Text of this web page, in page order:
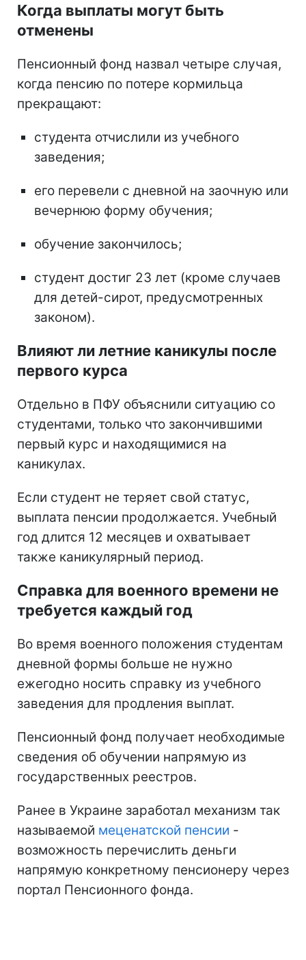
Когда выплаты могут быть
отменены
Пенсионный фонд назвал четыре случая,
когда пенсию по потере кормильца
прекращают:
студента отчислили из учебного
заведения;
его перевели с дневной на заочную или
вечернюю форму обучения;
обучение закончилось;
студент достиг 23 лет (кроме случаев
для детей-сирот, предусмотренных
законом).
Влияют ли летние каникулы после
первого курса
Отдельно в ПФУ объяснили ситуацию со
студентами, только что закончившими
первый курс и находящимися на
каникулах.
Если студент не теряет свой статус,
выплата пенсии продолжается. Учебный
год длится 12 месяцев и охватывает
также каникулярный период.
Справка для военного времени не
требуется каждый год
Во время военного положения студентам
дневной формы больше не нужно
ежегодно носить справку из учебного
заведения для продления выплат.
Пенсионный фонд получает необходимые
сведения об обучении напрямую из
государственных реестров.
Ранее в Украине заработал механизм так
называемой меценатской пенсии -
возможность перечислить деньги
напрямую конкретному пенсионеру через
портал Пенсионного фонда.